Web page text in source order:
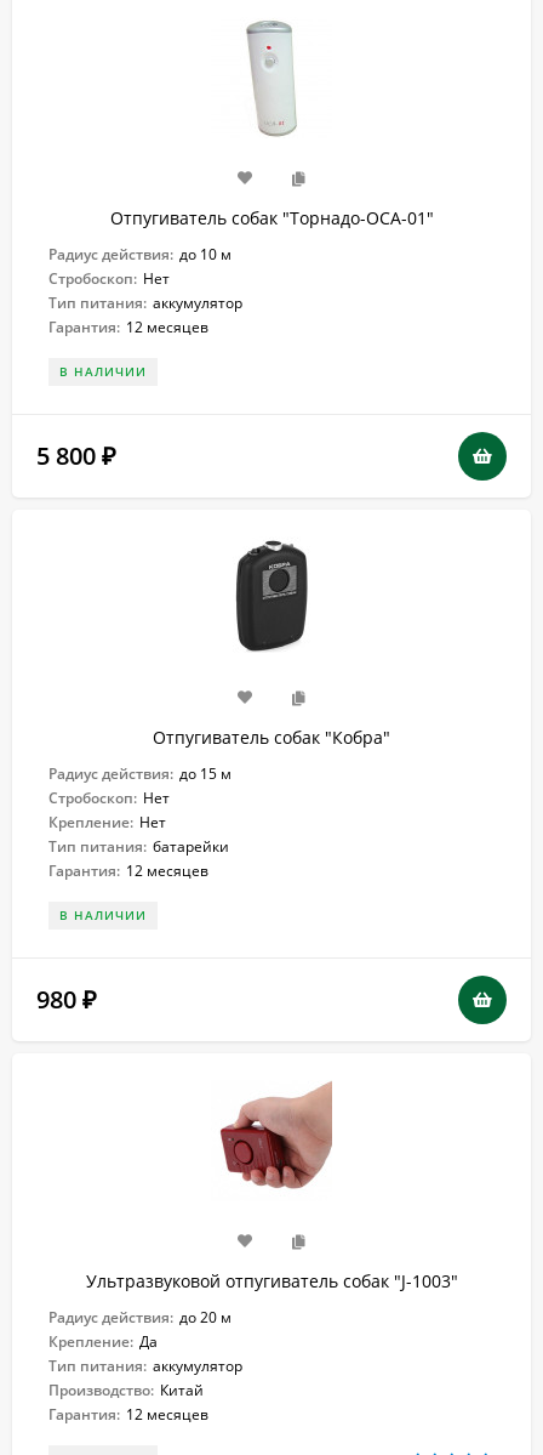
Отпугиватель собак "Торнадо-ОСА-01"
Радиус действия: до 10 м
Стробоскоп: Нет
Тип питания: аккумулятор
Гарантия: 12 месяцев
В НАЛИЧИИ
5 800 ₽
Отпугиватель собак "Кобра"
Радиус действия: до 15 м
Стробоскоп: Нет
Крепление: Нет
Тип питания: батарейки
Гарантия: 12 месяцев
В НАЛИЧИИ
980 ₽
Ультразвуковой отпугиватель собак "J-1003"
Радиус действия: до 20 м
Крепление: Да
Тип питания: аккумулятор
Производство: Китай
Гарантия: 12 месяцев